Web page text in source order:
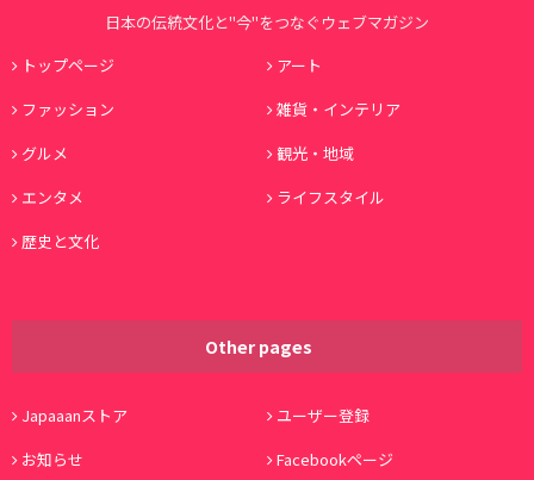
日本の伝統文化と"今"をつなぐウェブマガジン
トップページ
アート
ファッション
雑貨・インテリア
グルメ
観光・地域
エンタメ
ライフスタイル
歴史と文化
Other pages
Japaaanストア
ユーザー登録
お知らせ
Facebookページ